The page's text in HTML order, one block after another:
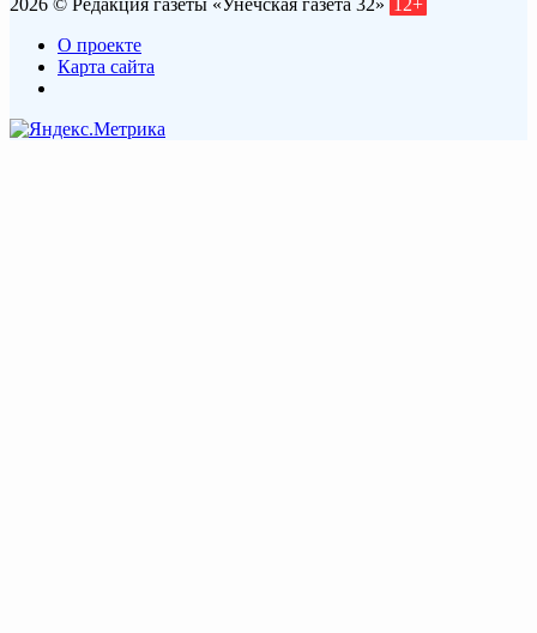
2026 © Редакция газеты «Унечская газета 32» 12+
О проекте
Карта сайта